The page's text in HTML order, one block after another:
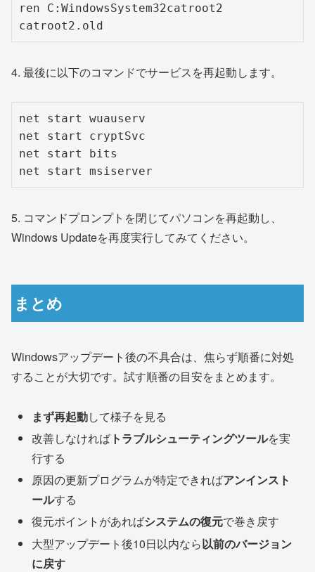
ren C:WindowsSystem32catroot2
catroot2.old
4. 最後に以下のコマンドでサービスを再起動します。
net start wuauserv
net start cryptSvc
net start bits
net start msiserver
5. コマンドプロンプトを閉じてパソコンを再起動し、
Windows Updateを再度実行してみてください。
まとめ
Windowsアップデート後の不具合は、焦らず順番に対処
することが大切です。試す順番の目安をまとめます。
まず再起動して様子を見る
改善しなければ トラブルシューティングツールを実
行する
原因の更新プログラムが特定できればアンインスト
ールする
復元ポイントがあればシステムの復元で巻き戻す
大型アップデート後10日以内なら以前のバージョン
に戻す